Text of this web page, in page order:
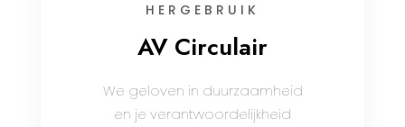
HERGEBRUIK
AV Circulair
We geloven in duurzaamheid
en je verantwoordelijkheid